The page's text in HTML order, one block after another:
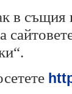
в същия